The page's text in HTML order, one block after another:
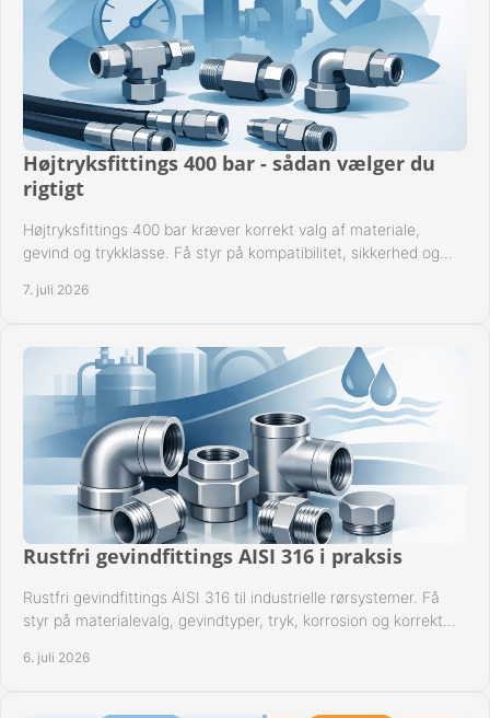
Højtryksfittings 400 bar - sådan vælger du
rigtigt
Højtryksfittings 400 bar kræver korrekt valg af materiale,
gevind og trykklasse. Få styr på kompatibilitet, sikkerhed og
7. juli 2026
Rustfri gevindfittings AISI 316 i praksis
Rustfri gevindfittings AISI 316 til industrielle rørsystemer. Få
styr på materialevalg, gevindtyper, tryk, korrosion og korrekt
6. juli 2026